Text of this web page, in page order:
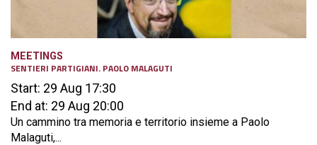
MEETINGS
SENTIERI PARTIGIANI. PAOLO MALAGUTI
Start: 29 Aug 17:30
End at: 29 Aug 20:00
Un cammino tra memoria e territorio insieme a Paolo
Malaguti,...